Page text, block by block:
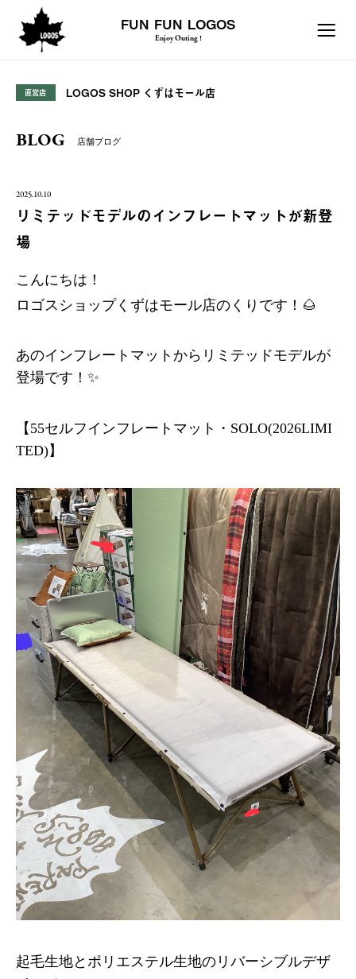
FUN FUN LOGOS
Enjoy Outing !
直営店 LOGOS SHOP くずはモール店
BLOG 店舗ブログ
2025.10.10
リミテッドモデルのインフレートマットが新登
場
こんにちは！
ロゴスショップくずはモール店のくりです！🌰
あのインフレートマットからリミテッドモデルが
登場です！✨
【55セルフインフレートマット・SOLO(2026LIMI
TED)】
起毛生地とポリエステル生地のリバーシブルデザ